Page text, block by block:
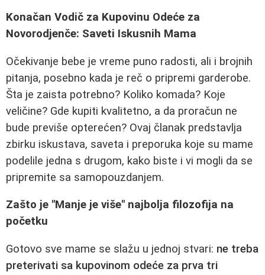
Konačan Vodič za Kupovinu Odeće za
Novorodjenče: Saveti Iskusnih Mama
Očekivanje bebe je vreme puno radosti, ali i brojnih
pitanja, posebno kada je reč o pripremi garderobe.
Šta je zaista potrebno? Koliko komada? Koje
veličine? Gde kupiti kvalitetno, a da proračun ne
bude previše opterećen? Ovaj članak predstavlja
zbirku iskustava, saveta i preporuka koje su mame
podelile jedna s drugom, kako biste i vi mogli da se
pripremite sa samopouzdanjem.
Zašto je "Manje je više" najbolja filozofija na
početku
Gotovo sve mame se slažu u jednoj stvari: ne treba
preterivati sa kupovinom odeće za prva tri